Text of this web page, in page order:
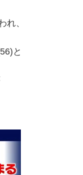
れ、
と